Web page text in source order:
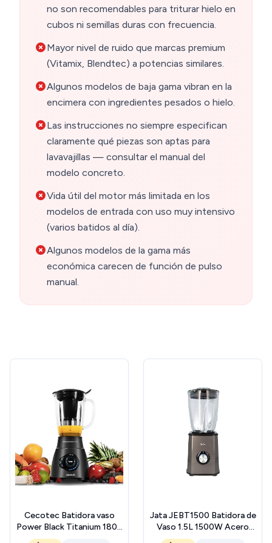
no son recomendables para triturar hielo en
cubos ni semillas duras con frecuencia.
Mayor nivel de ruido que marcas premium
(Vitamix, Blendtec) a potencias similares.
Algunos modelos de baja gama vibran en la
encimera con ingredientes pesados o hielo.
Las instrucciones no siempre especifican
claramente qué piezas son aptas para
lavavajillas — consultar el manual del
modelo concreto.
Vida útil del motor más limitada en los
modelos de entrada con uso muy intensivo
(varios batidos al día).
Algunos modelos de la gama más
económica carecen de función de pulso
manual.
Cecotec Batidora vaso
Power Black Titanium 1800
Smart, 1800 W de Potencia,
Jata JEBT1500 Batidora de
Vaso 1.5L 1500W Acero
Inoxidable